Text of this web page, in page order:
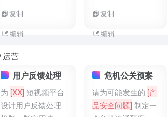
然的语言韵律，提
高可读性
准、生动的词汇- 调
整句式，使表达更
的韵律感- 确保语言
风格一致且符合场
合- 修正任何语法或
拼写错误- 保留原文
的核心信息和意图
复制
编辑
的句式结构- 添加适
当的不规则表达- 使
表达- 避免过于机械
化的段落结构- 保留
原文的核心信息和
意图
复制
编辑
运营
用户反馈处理
为 [XX] 短视频平台
设计用户反馈处理
危机公关预案
请为可能发生的 [产
品安全问题]制定一